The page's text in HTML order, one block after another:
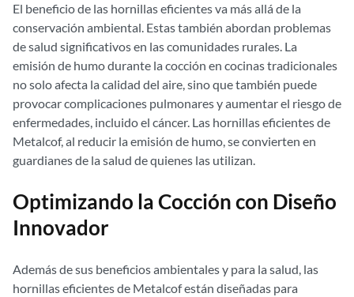
El beneficio de las hornillas eficientes va más allá de la
conservación ambiental. Estas también abordan problemas
de salud significativos en las comunidades rurales. La
emisión de humo durante la cocción en cocinas tradicionales
no solo afecta la calidad del aire, sino que también puede
provocar complicaciones pulmonares y aumentar el riesgo de
enfermedades, incluido el cáncer. Las hornillas eficientes de
Metalcof, al reducir la emisión de humo, se convierten en
guardianes de la salud de quienes las utilizan.
Optimizando la Cocción con Diseño
Innovador
Además de sus beneficios ambientales y para la salud, las
hornillas eficientes de Metalcof están diseñadas para